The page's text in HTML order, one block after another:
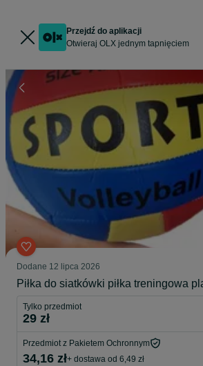
Przejdź do aplikacji
Otwieraj OLX jednym tapnięciem
Dodane 12 lipca 2026
Piłka do siatkówki piłka treningowa
Tylko przedmiot
29 zł
Przedmiot z Pakietem Ochronnym
34,16 zł+ dostawa od 6,49 zł